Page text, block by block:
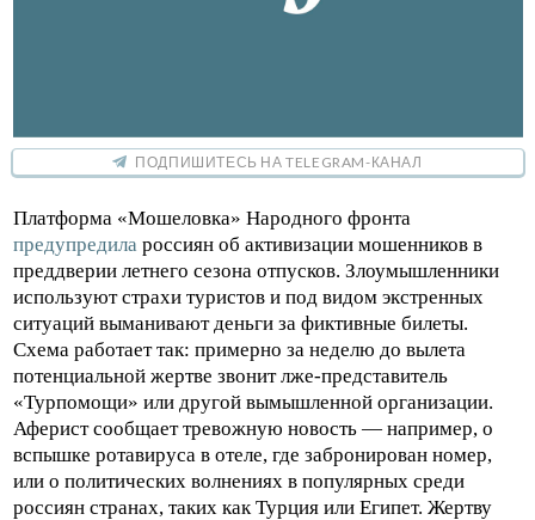
ПОДПИШИТЕСЬ НА TELEGRAM-КАНАЛ
Платформа «Мошеловка» Народного фронта
предупредила россиян об активизации мошенников в
преддверии летнего сезона отпусков. Злоумышленники
используют страхи туристов и под видом экстренных
ситуаций выманивают деньги за фиктивные билеты.
Схема работает так: примерно за неделю до вылета
потенциальной жертве звонит лже-представитель
«Турпомощи» или другой вымышленной организации.
Аферист сообщает тревожную новость — например, о
вспышке ротавируса в отеле, где забронирован номер,
или о политических волнениях в популярных среди
россиян странах, таких как Турция или Египет. Жертву